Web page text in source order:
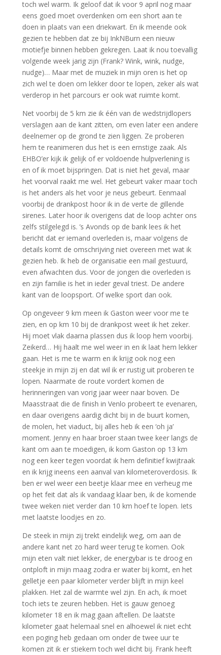
toch wel warm. Ik geloof dat ik voor 9 april nog maar
eens goed moet overdenken om een short aan te
doen in plaats van een driekwart. En ik meende ook
gezien te hebben dat ze bij InkNBurn een nieuw
motiefje binnen hebben gekregen. Laat ik nou toevallig
volgende week jarig zijn (Frank? Wink, wink, nudge,
nudge)… Maar met de muziek in mijn oren is het op
zich wel te doen om lekker door te lopen, zeker als wat
verderop in het parcours er ook wat ruimte komt.
Net voorbij de 5 km zie ik één van de wedstrijdlopers
verslagen aan de kant zitten, om even later een andere
deelnemer op de grond te zien liggen. Ze proberen
hem te reanimeren dus het is een ernstige zaak. Als
EHBO’er kijk ik gelijk of er voldoende hulpverlening is
en of ik moet bijspringen. Dat is niet het geval, maar
het voorval raakt me wel. Het gebeurt vaker maar toch
is het anders als het voor je neus gebeurt. Eenmaal
voorbij de drankpost hoor ik in de verte de gillende
sirenes. Later hoor ik overigens dat de loop achter ons
zelfs stilgelegd is. ’s Avonds op de bank lees ik het
bericht dat er iemand overleden is, maar volgens de
details komt de omschrijving niet overeen met wat ik
gezien heb. Ik heb de organisatie een mail gestuurd,
even afwachten dus. Voor de jongen die overleden is
en zijn familie is het in ieder geval triest. De andere
kant van de loopsport. Of welke sport dan ook.
Op ongeveer 9 km meen ik Gaston weer voor me te
zien, en op km 10 bij de drankpost weet ik het zeker.
Hij moet vlak daarna plassen dus ik loop hem voorbij.
Zeikerd… Hij haalt me wel weer in en ik laat hem lekker
gaan. Het is me te warm en ik krijg ook nog een
steekje in mijn zij en dat wil ik er rustig uit proberen te
lopen. Naarmate de route vordert komen de
herinneringen van vorig jaar weer naar boven. De
Maasstraat die de finish in Venlo probeert te evenaren,
en daar overigens aardig dicht bij in de buurt komen,
de molen, het viaduct, bij alles heb ik een ‘oh ja’
moment. Jenny en haar broer staan twee keer langs de
kant om aan te moedigen, ik kom Gaston op 13 km
nog een keer tegen voordat ik hem definitief kwijtraak
en ik krijg ineens een aanval van kilometeroverdosis. Ik
ben er wel weer een beetje klaar mee en verheug me
op het feit dat als ik vandaag klaar ben, ik de komende
twee weken niet verder dan 10 km hoef te lopen. Iets
met laatste loodjes en zo.
De steek in mijn zij trekt eindelijk weg, om aan de
andere kant net zo hard weer terug te komen. Ook
mijn eten valt niet lekker, de energybar is te droog en
ontploft in mijn maag zodra er water bij komt, en het
gelletje een paar kilometer verder blijft in mijn keel
plakken. Het zal de warmte wel zijn. En ach, ik moet
toch iets te zeuren hebben. Het is gauw genoeg
kilometer 18 en ik mag gaan aftellen. De laatste
kilometer gaat helemaal snel en alhoewel ik niet echt
een poging heb gedaan om onder de twee uur te
komen zit ik er stiekem toch wel dicht bij. Frank heeft